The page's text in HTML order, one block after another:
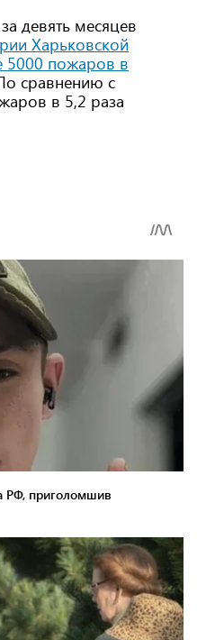
девять месяцев
Харьковской
5000 пожаров в
сравнению с
в 5,2 раза